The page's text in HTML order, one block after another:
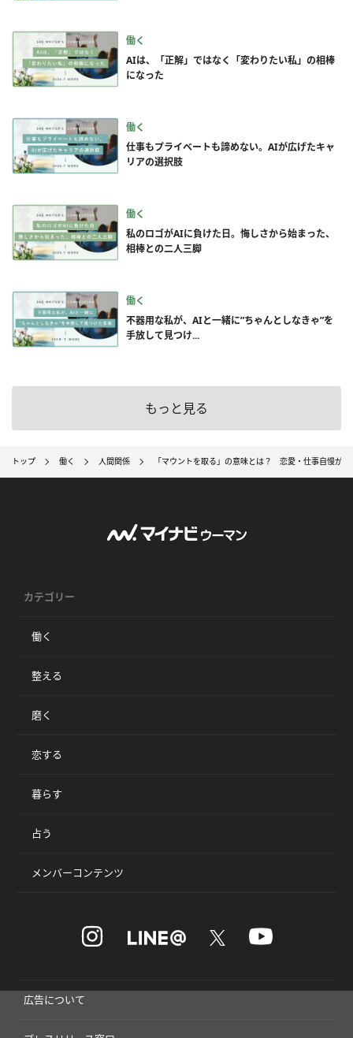
働く
AIは、「正解」ではなく「変わりたい私」の相棒
になった
働く
仕事もプライベートも諦めない。AIが広げたキャ
リアの選択肢
働く
私のロゴがAIに負けた日。悔しさから始まった、
相棒との二人三脚
働く
不器用な私が、AIと一緒に”ちゃんとしなきゃ”を
手放して見つけ...
もっと見る
トップ 働く 人間関係 「マウントを取る」の意味とは？ 恋愛・仕事自慢が
カテゴリー
働く
整える
磨く
恋する
暮らす
占う
メンバーコンテンツ
広告について